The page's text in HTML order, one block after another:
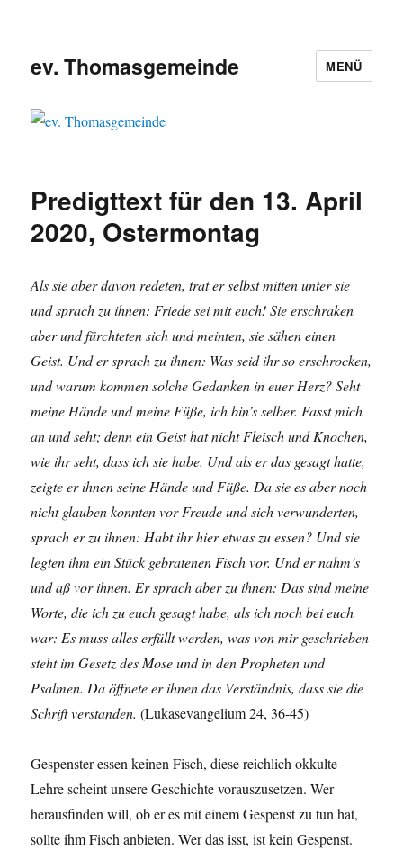
ev. Thomasgemeinde MENÜ
Predigttext für den 13. April
2020, Ostermontag
Als sie aber davon redeten, trat er selbst mitten unter sie
und sprach zu ihnen: Friede sei mit euch! Sie erschraken
aber und fürchteten sich und meinten, sie sähen einen
Geist. Und er sprach zu ihnen: Was seid ihr so erschrocken,
und warum kommen solche Gedanken in euer Herz? Seht
meine Hände und meine Füße, ich bin’s selber. Fasst mich
an und seht; denn ein Geist hat nicht Fleisch und Knochen,
wie ihr seht, dass ich sie habe. Und als er das gesagt hatte,
zeigte er ihnen seine Hände und Füße. Da sie es aber noch
nicht glauben konnten vor Freude und sich verwunderten,
sprach er zu ihnen: Habt ihr hier etwas zu essen? Und sie
legten ihm ein Stück gebratenen Fisch vor. Und er nahm’s
und aß vor ihnen. Er sprach aber zu ihnen: Das sind meine
Worte, die ich zu euch gesagt habe, als ich noch bei euch
war: Es muss alles erfüllt werden, was von mir geschrieben
steht im Gesetz des Mose und in den Propheten und
Psalmen. Da öffnete er ihnen das Verständnis, dass sie die
Schrift verstanden. (Lukasevangelium 24, 36-45)
Gespenster essen keinen Fisch, diese reichlich okkulte
Lehre scheint unsere Geschichte vorauszusetzen. Wer
herausfinden will, ob er es mit einem Gespenst zu tun hat,
sollte ihm Fisch anbieten. Wer das isst, ist kein Gespenst.